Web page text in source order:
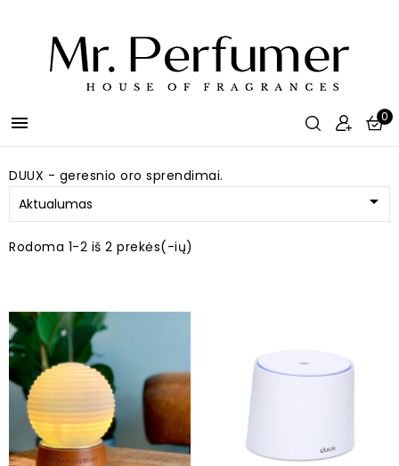
 0
DUUX - geresnio oro sprendimai.
Aktualumas

Rodoma 1-2 iš 2 prekės(-ių)